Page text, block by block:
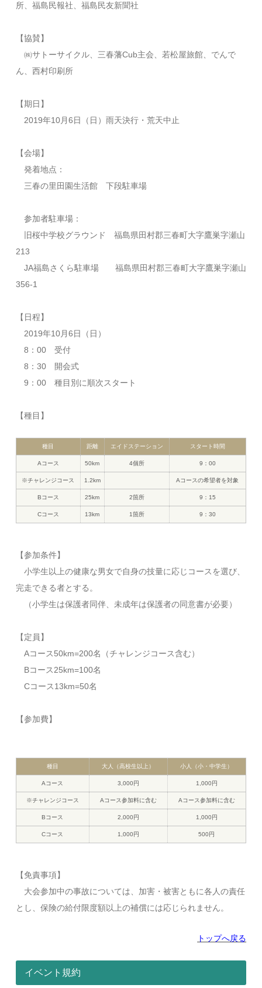
所、福島民報社、福島民友新聞社
【協賛】
㈱サトーサイクル、三春藩Cub主会、若松屋旅館、でんで
ん、西村印刷所
【期日】
2019年10月6日（日）雨天決行・荒天中止
【会場】
発着地点：
三春の里田園生活館 下段駐車場
参加者駐車場：
旧桜中学校グラウンド 福島県田村郡三春町大字鷹巣字瀬山
213
JA福島さくら駐車場 福島県田村郡三春町大字鷹巣字瀬山
356-1
【日程】
2019年10月6日（日）
8：00 受付
8：30 開会式
9：00 種目別に順次スタート
【種目】​
種目 距離 エイドステーション スタート時間
Aコース 50km 4個所 9：00
※チャレンジコース 1.2km Aコースの希望者を対象
Bコース 25km 2箇所 9：15
Cコース 13km 1箇所 9：30
【参加条件】
小学生以上の健康な男女で自身の技量に応じコースを選び、
完走できる者とする。
（小学生は保護者同伴、未成年は保護者の同意書が必要）​
【定員】
Aコース50km=200名（チャレンジコース含む）
Bコース25km=100名
Cコース13km=50名
【​参加費】
種目 大人（高校生以上） 小人（小・中学生）
Aコース 3,000円 1,000円
※チャレンジコース Aコース参加料に含む Aコース参加料に含む
Bコース 2,000円 1,000円
Cコース 1,000円 500円
​【免責事項】
大会参加中の事故については、加害・被害ともに各人の責任
とし、保険の給付限度額以上の補償には応じられません。
トップへ戻る
イベント規約